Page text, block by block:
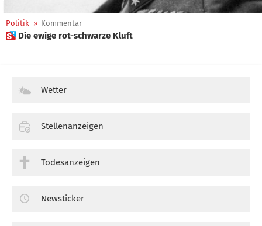
Politik » Kommentar
 Die ewige rot-schwarze Kluft
Wetter
Stellenanzeigen
Todesanzeigen
Newsticker